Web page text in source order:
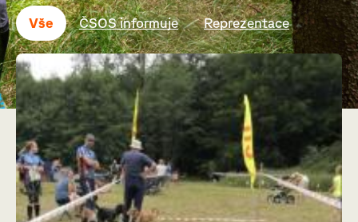
Vše ČSOS informuje Reprezentace